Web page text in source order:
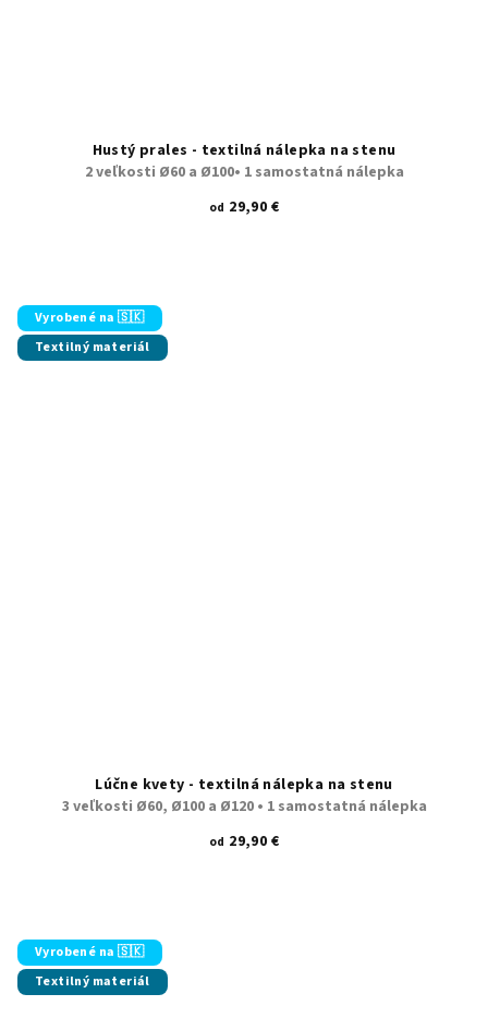
Hustý prales - textilná nálepka na stenu
2 veľkosti Ø60 a Ø100• 1 samostatná nálepka
od 29,90 €
Vyrobené na 🇸🇰
Textilný materiál
Lúčne kvety - textilná nálepka na stenu
3 veľkosti Ø60, Ø100 a Ø120 • 1 samostatná nálepka
od 29,90 €
Vyrobené na 🇸🇰
Textilný materiál